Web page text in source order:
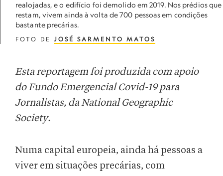
realojadas, e o edifício foi demolido em 2019. Nos prédios que
restam, vivem ainda à volta de 700 pessoas em condições
bastante precárias.
FOTO DE JOSÉ SARMENTO MATOS
Esta reportagem foi produzida com apoio
do Fundo Emergencial Covid-19 para
Jornalistas, da National Geographic
Society.
Numa capital europeia, ainda há pessoas a
viver em situações precárias, com